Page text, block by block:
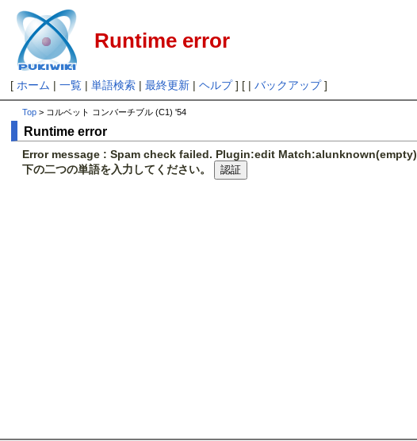
Runtime error
[ ホーム |一覧 |単語検索 |最終更新 |ヘルプ] [ |バックアップ]
Top > コルベット コンバーチブル (C1) '54
Runtime error
Error message : Spam check failed. Plugin:edit Match:alunknown(empty)
下の二つの単語を入力してください。